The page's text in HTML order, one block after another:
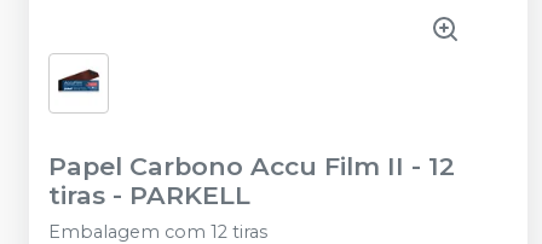
Papel Carbono Accu Film II - 12
tiras - PARKELL
Embalagem com 12 tiras